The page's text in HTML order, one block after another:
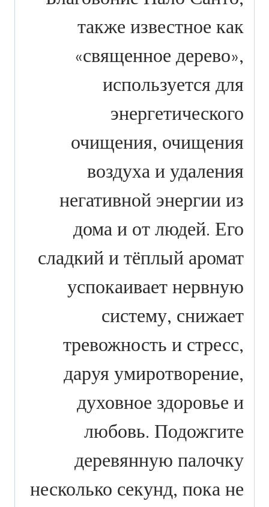
также известное как
«священное дерево»,
используется для
энергетического
очищения, очищения
воздуха и удаления
негативной энергии из
дома и от людей. Его
сладкий и тёплый аромат
успокаивает нервную
систему, снижает
тревожность и стресс,
даруя умиротворение,
духовное здоровье и
любовь. Подожгите
деревянную палочку
несколько секунд, пока не